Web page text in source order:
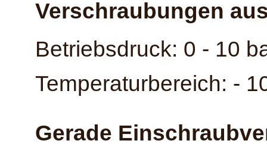
Verschraubungen
Betriebsdruck: 0 - 10
Temperaturbereich: -
Gerade